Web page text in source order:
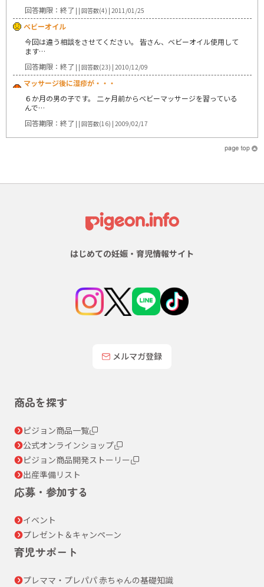
回答期限：終了 | | 回答数(4) | 2011/01/25
ベビーオイル
今回は違う相談をさせてください。 皆さん、ベビーオイル使用して
ます…
回答期限：終了 | | 回答数(23) | 2010/12/09
マッサージ後に湿疹が・・・
６か月の男の子です。 二ヶ月前からベビーマッサージを習っている
んで…
回答期限：終了 | | 回答数(16) | 2009/02/17
はじめての妊娠・育児情報サイト
メルマガ登録
商品を探す
ピジョン商品一覧
公式オンラインショップ
ピジョン商品開発ストーリー
出産準備リスト
応募・参加する
イベント
プレゼント＆キャンペーン
育児サポート
プレママ・プレパパ 赤ちゃんの基礎知識